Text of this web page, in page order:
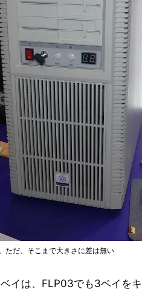
ただ、そこまで大きさに差は無い
イは、FLP03でも3ベイを